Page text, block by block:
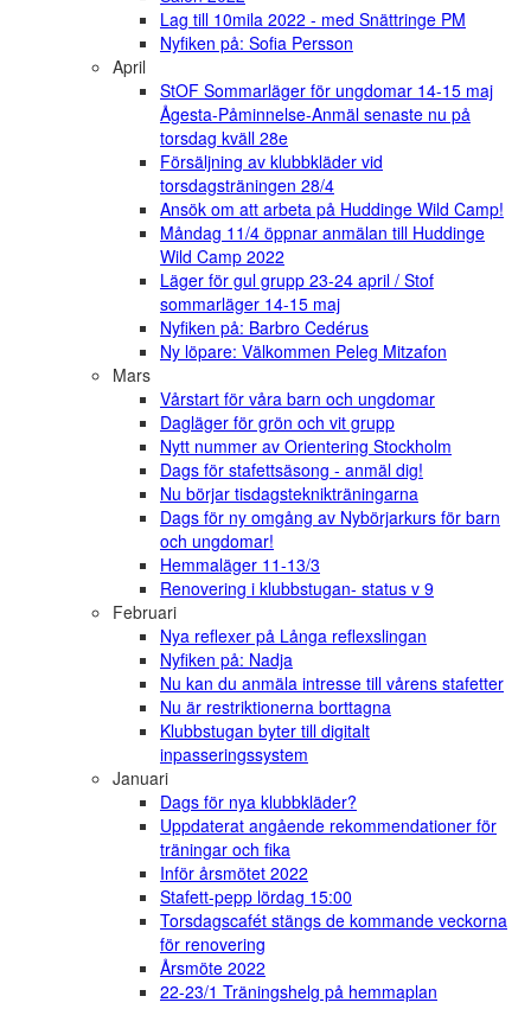
Lag till 10mila 2022 - med Snättringe PM
Nyfiken på: Sofia Persson
April
StOF Sommarläger för ungdomar 14-15 maj
Ågesta-Påminnelse-Anmäl senaste nu på
torsdag kväll 28e
Försäljning av klubbkläder vid
torsdagsträningen 28/4
Ansök om att arbeta på Huddinge Wild Camp!
Måndag 11/4 öppnar anmälan till Huddinge
Wild Camp 2022
Läger för gul grupp 23-24 april / Stof
sommarläger 14-15 maj
Nyfiken på: Barbro Cedérus
Ny löpare: Välkommen Peleg Mitzafon
Mars
Vårstart för våra barn och ungdomar
Dagläger för grön och vit grupp
Nytt nummer av Orientering Stockholm
Dags för stafettsäsong - anmäl dig!
Nu börjar tisdagsteknikträningarna
Dags för ny omgång av Nybörjarkurs för barn
och ungdomar!
Hemmaläger 11-13/3
Renovering i klubbstugan- status v 9
Februari
Nya reflexer på Långa reflexslingan
Nyfiken på: Nadja
Nu kan du anmäla intresse till vårens stafetter
Nu är restriktionerna borttagna
Klubbstugan byter till digitalt
inpasseringssystem
Januari
Dags för nya klubbkläder?
Uppdaterat angående rekommendationer för
träningar och fika
Inför årsmötet 2022
Stafett-pepp lördag 15:00
Torsdagscafét stängs de kommande veckorna
för renovering
Årsmöte 2022
22-23/1 Träningshelg på hemmaplan